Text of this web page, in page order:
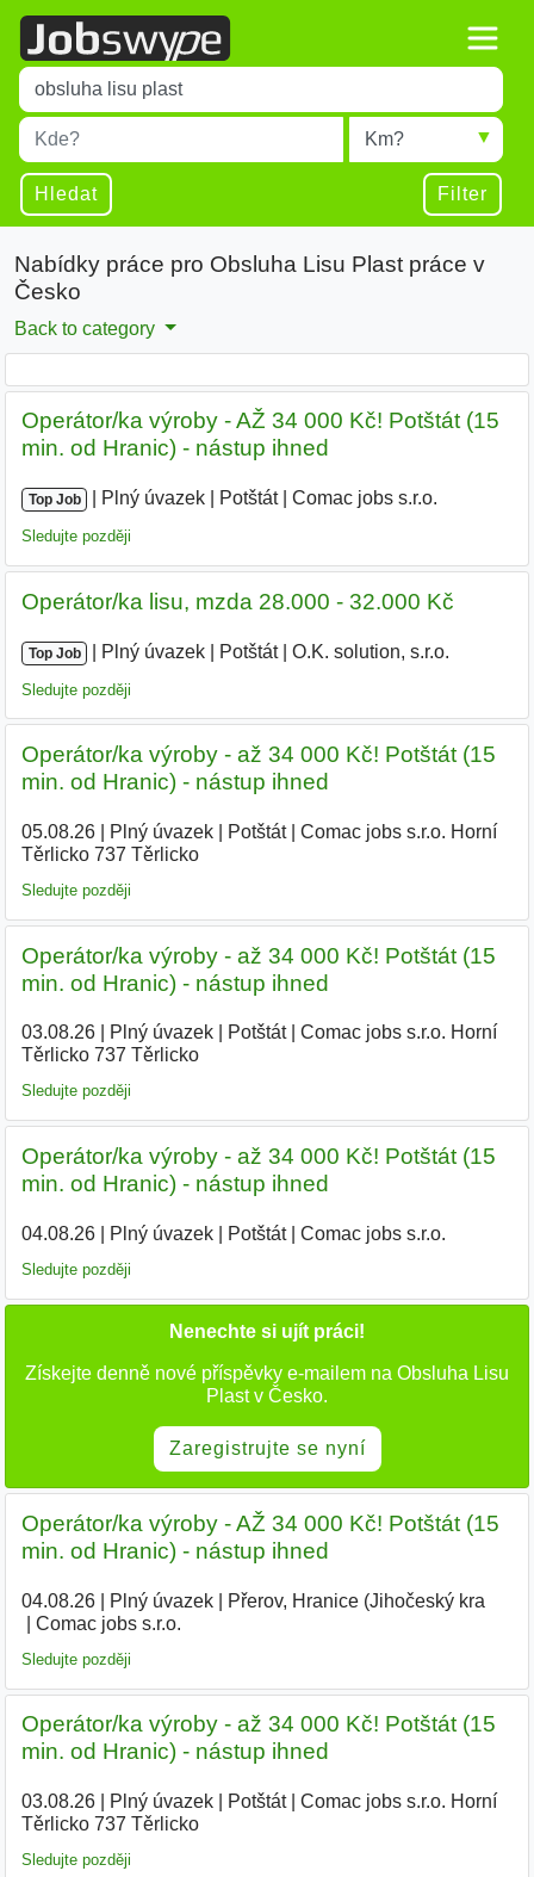
Title
Type 1 or more characters for results.
Místo
Type 1 or more characters for results.
Radius
Hledat Filter
Nabídky práce pro Obsluha Lisu Plast práce v
Česko
Back to category
Operátor/ka výroby - AŽ 34 000 Kč! Potštát (15
min. od Hranic) - nástup ihned
Top Job Plný úvazek Potštát| Comac jobs s.r.o.
Sledujte později
Operátor/ka lisu, mzda 28.000 - 32.000 Kč
Top Job Plný úvazek Potštát| O.K. solution, s.r.o.
Sledujte později
Operátor/ka výroby - až 34 000 Kč! Potštát (15
min. od Hranic) - nástup ihned
05.08.26| Plný úvazek| Potštát|
Comac jobs s.r.o. Horní
Těrlicko 737 Těrlicko
Sledujte později
Operátor/ka výroby - až 34 000 Kč! Potštát (15
min. od Hranic) - nástup ihned
03.08.26| Plný úvazek| Potštát|
Comac jobs s.r.o. Horní
Těrlicko 737 Těrlicko|
Sledujte později
Operátor/ka výroby - až 34 000 Kč! Potštát (15
min. od Hranic) - nástup ihned
04.08.26| Plný úvazek| Potštát| Comac jobs s.r.o.
Sledujte později
Nenechte si ujít práci!
Získejte denně nové příspěvky e-mailem na Obsluha Lisu
Plast v Česko.
Zaregistrujte se nyní
Operátor/ka výroby - AŽ 34 000 Kč! Potštát (15
min. od Hranic) - nástup ihned
04.08.26| Plný úvazek| Přerov, Hranice (Jihočeský kra
Comac jobs s.r.o.
Sledujte později
Operátor/ka výroby - až 34 000 Kč! Potštát (15
min. od Hranic) - nástup ihned
03.08.26| Plný úvazek| Potštát|
Comac jobs s.r.o. Horní
Těrlicko 737 Těrlicko|
Sledujte později